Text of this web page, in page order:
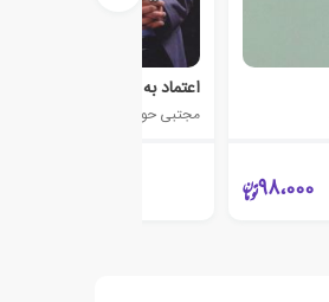
98،000
اعتماد به نفس، کلید موفقیت
مجتبی حورایی